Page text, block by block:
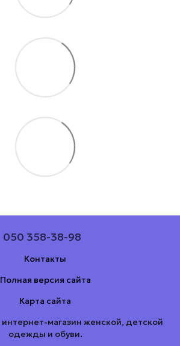
050 358-38-98
Контакты
Полная версия сайта
Карта сайта
интернет-магазин женской, детской
одежды и обуви.